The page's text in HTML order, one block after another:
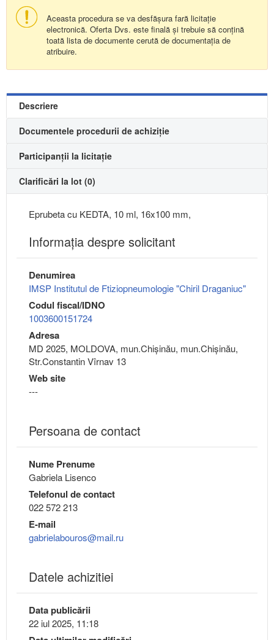
Aceasta procedura se va desfășura fară licitație
electronică. Oferta Dvs. este finală și trebuie să conțină
toată lista de documente cerută de documentația de
atribuire.
Descriere
Documentele procedurii de achiziție
Participanții la licitație
Clarificări la lot (0)
Eprubeta cu KEDTA, 10 ml, 16x100 mm,
Informaţia despre solicitant
Denumirea
IMSP Institutul de Ftiziopneumologie "Chiril Draganiuc"
Codul fiscal/IDNO
1003600151724
Adresa
MD 2025, MOLDOVA, mun.Chişinău, mun.Chişinău,
Str.Constantin Vîrnav 13
Web site
---
Persoana de contact
Nume Prenume
Gabriela Lisenco
Telefonul de contact
022 572 213
E-mail
gabrielabouros@mail.ru
Datele achizitiei
Data publicării
22 iul 2025, 11:18